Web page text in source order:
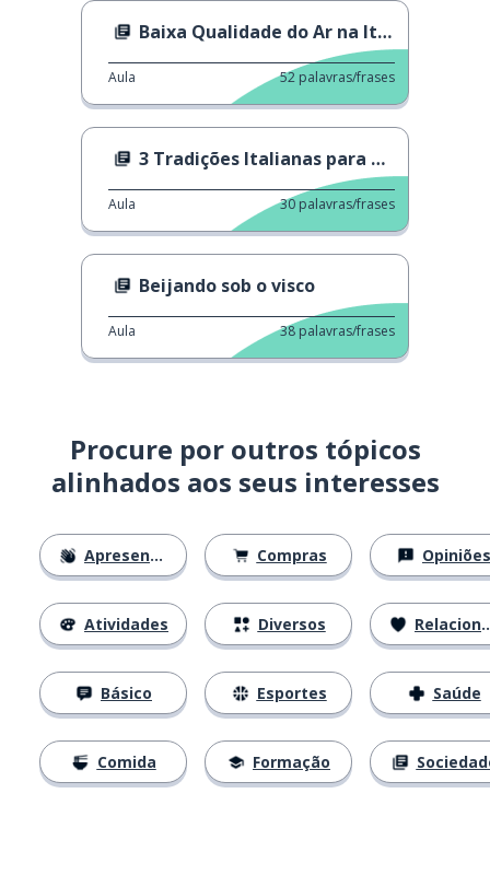
Baixa Qualidade do Ar na Itália
Aula 52 palavras/frases
3 Tradições Italianas para o Ano Novo
Aula 30 palavras/frases
Beijando sob o visco
Aula 38 palavras/frases
Procure por outros tópicos
alinhados aos seus interesses
Apresentações
Atividades
Básico
Comida
Compras
Diversos
Esportes
Formação
Opiniões
Relacionamentos
Saúde